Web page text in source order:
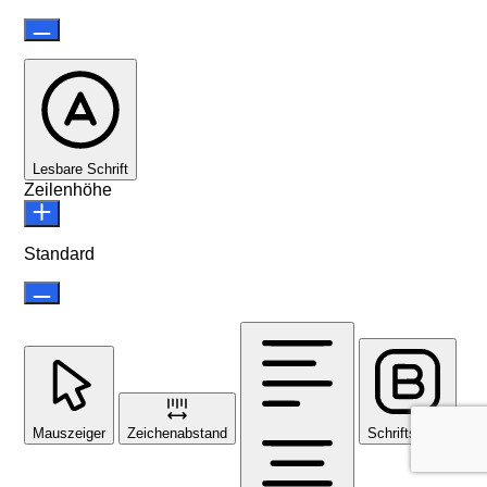
Lesbare Schrift
Zeilenhöhe
Standard
Mauszeiger Zeichenabstand Schriftstärke